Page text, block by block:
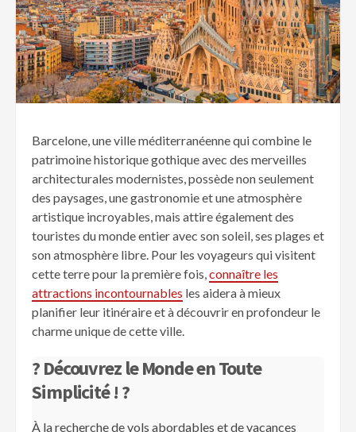
Barcelone, une ville méditerranéenne qui combine le
patrimoine historique gothique avec des merveilles
architecturales modernistes, possède non seulement
des paysages, une gastronomie et une atmosphère
artistique incroyables, mais attire également des
touristes du monde entier avec son soleil, ses plages et
son atmosphère libre. Pour les voyageurs qui visitent
cette terre pour la première fois,connaître les
attractions incontournables les aidera à mieux
planifier leur itinéraire et à découvrir en profondeur le
charme unique de cette ville.
? Découvrez le Monde en Toute
Simplicité ! ?
À la recherche de vols abordables et de vacances